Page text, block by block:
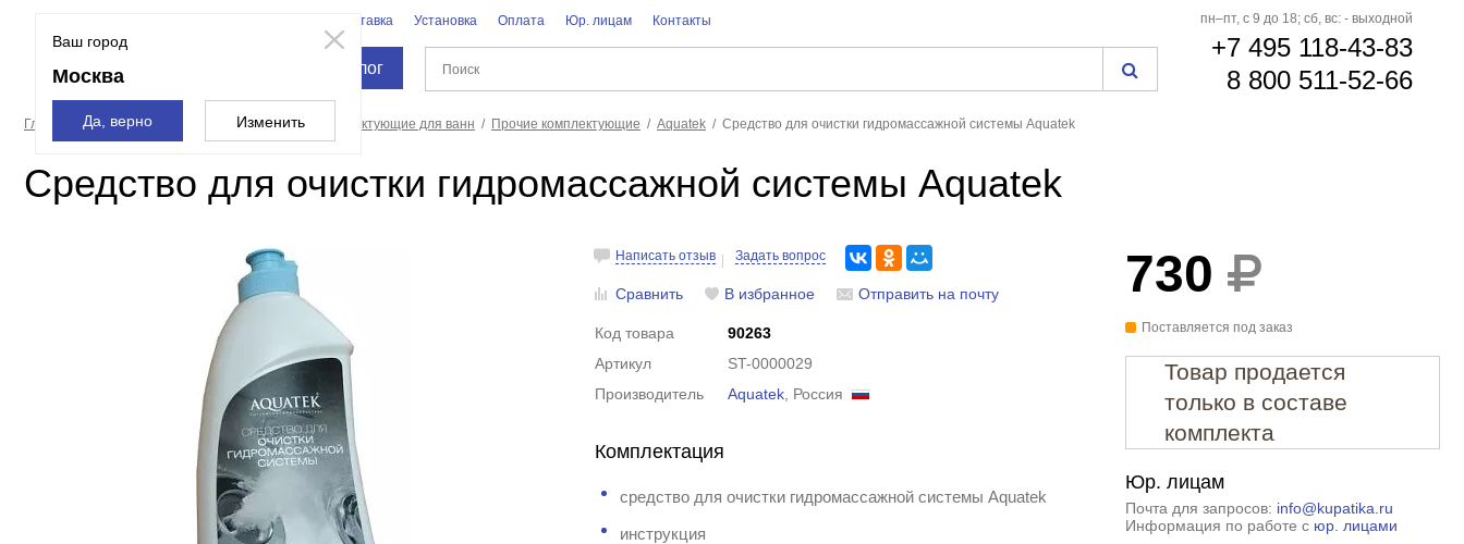
Ваш город
Москва
Да, верно Изменить
Доставка Установка Оплата Юр. лицам Контакты
Каталог
пн–пт, с 9 до 18; сб, вс: - выходной
+7 495 118-43-83
8 800 511-52-66
Главная страница Оборудование и комплектующие для ванн Прочие комплектующие Aquatek Средство для очистки гидромассажной системы Aquatek
Средство для очистки гидромассажной системы Aquatek
Написать отзыв Задать вопрос
Сравнить В избранное Отправить на почту
Код товара
90263
Артикул
ST-0000029
Производитель
Aquatek , Россия
Комплектация
средство для очистки гидромассажной системы Aquatek
инструкция
730
Поставляется под заказ
Товар продается
только в составе
комплекта
Юр. лицам
Почта для запросов: info@kupatika.ru
Информация по работе с юр. лицами